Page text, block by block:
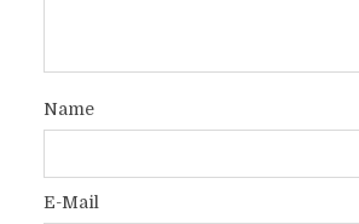
Name
E-Mail